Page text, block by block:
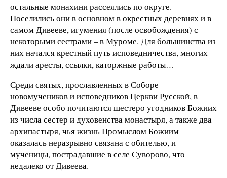
остальные монахини рассеялись по округе.
Поселились они в основном в окрестных деревнях и в
самом Дивееве, игумения (после освобождения) с
некоторыми сестрами – в Муроме. Для большинства из
них начался крестный путь исповедничества, многих
ждали аресты, ссылки, каторжные работы…
Среди святых, прославленных в Соборе
новомучеников и исповедников Церкви Русской, в
Дивееве особо почитаются шестеро угодников Божиих
из числа сестер и духовенства монастыря, а также два
архипастыря, чья жизнь Промыслом Божиим
оказалась неразрывно связана с обителью, и
мученицы, пострадавшие в селе Суворово, что
недалеко от Дивеева.